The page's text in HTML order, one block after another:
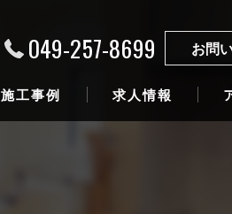
049-257-8699 お問
施工事例 求人情報